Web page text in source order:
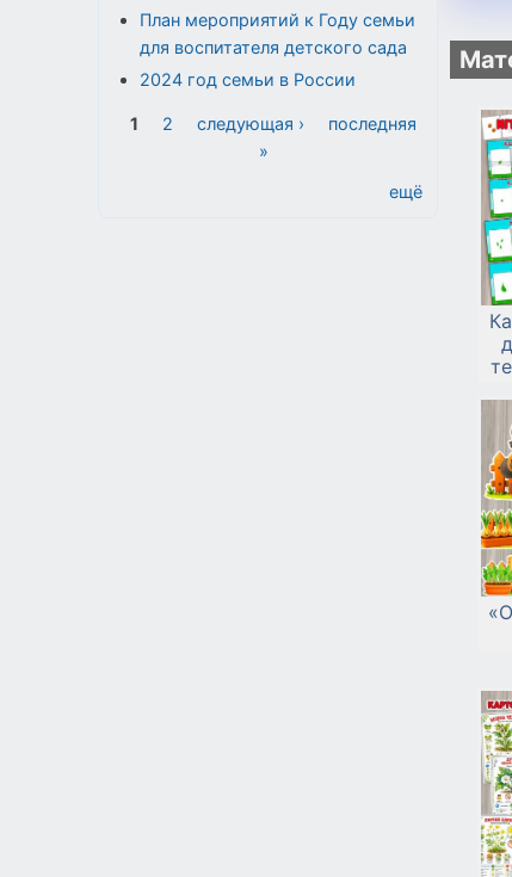
План мероприятий к Году семьи
для воспитателя детского сада
2024 год семьи в России
Страницы
1 2 следующая ›
последняя
»
ещё